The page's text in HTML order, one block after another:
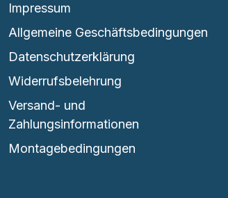
Impressum
Allgemeine Geschäftsbedingungen
Datenschutzerklärung
Widerrufsbelehrung
Versand- und
Zahlungsinformationen
Montagebedingungen